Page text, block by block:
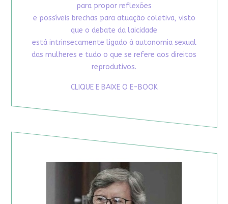
para propor reflexões
e possíveis brechas para atuação coletiva, visto
que o debate da laicidade
está intrinsecamente ligado à autonomia sexual
das mulheres e tudo o que se refere aos direitos
reprodutivos.
CLIQUE E BAIXE O E-BOOK